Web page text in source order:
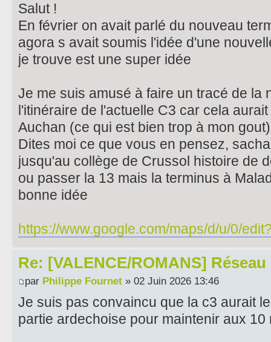
Salut !
En février on avait parlé du nouveau
agora s avait soumis l'idée d'une
je trouve est une super idée
Je me suis amusé à faire un tracé de la
l'itinéraire de l'actuelle C3 car cela
Auchan (ce qui est bien trop à mon
Dites moi ce que vous en pensez,
jusqu'au collège de Crussol histoire de
ou passer la 13 mais la terminus à
bonne idée
https://www.google.com/maps/d/u/0/
Re: [VALENCE/ROMANS] Réseau
par Philippe Fournet » 02 Juin 2026 13:46
Je suis pas convaincu que la c3 aurait
partie ardechoise pour maintenir aux 10